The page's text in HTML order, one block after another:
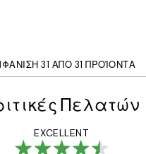
31 ΑΠΌ 31 ΠΡΟΪΌΝΤΑ
Πελατών
EXCELLENT